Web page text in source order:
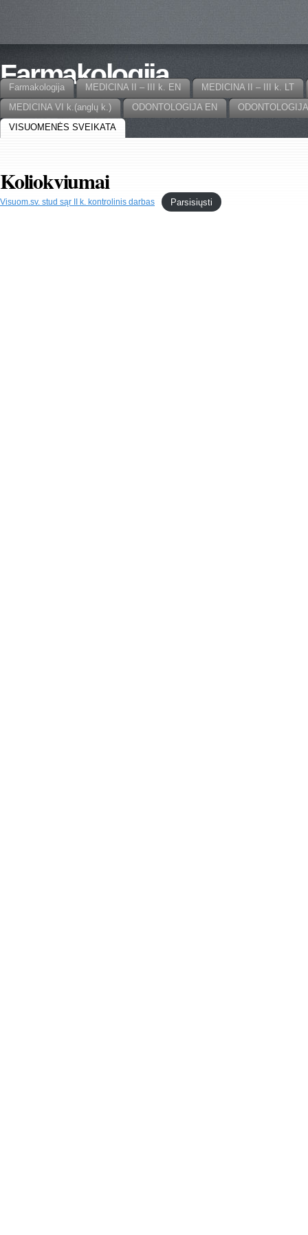
Farmakologija
Farmakologija MEDICINA II – III k. EN
MEDICINA II – III k. LT
MEDICINA VI k.(anglų k.)
ODONTOLOGIJA EN
VISUOMENĖS SVEIKATA
Koliokviumai
Visuom.sv. stud sąr II k. kontrolinis darbas Parsisiųsti